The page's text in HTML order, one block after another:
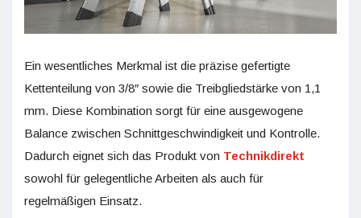
Ein wesentliches Merkmal ist die präzise gefertigte
Kettenteilung von 3/8″ sowie die Treibgliedstärke von 1,1
mm. Diese Kombination sorgt für eine ausgewogene
Balance zwischen Schnittgeschwindigkeit und Kontrolle.
Dadurch eignet sich das Produkt von Technikdirekt
sowohl für gelegentliche Arbeiten als auch für
regelmäßigen Einsatz.